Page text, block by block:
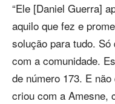
“Ele [Daniel Guerra]
aquilo que fez e
solução para tudo.
com a comunidade.
de número 173. E
criou com a Amesne,